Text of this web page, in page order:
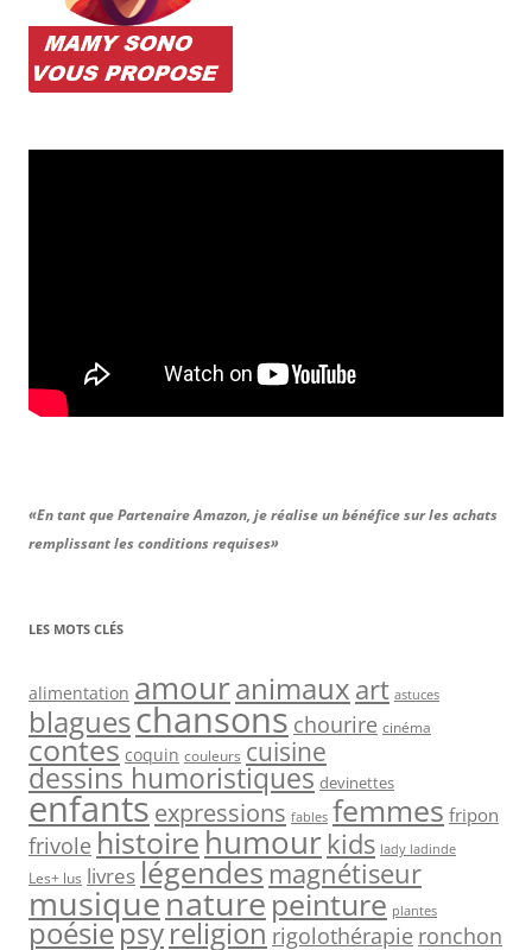
«En tant que Partenaire Amazon, je réalise un bénéfice sur les achats
remplissant les conditions requises»
LES MOTS CLÉS
alimentation amouranimaux art astuces
blagueschansons chourire cinéma
contes coquin couleurs cuisine
dessins humoristiques devinettes
enfantsexpressions fables femmes fripon
frivole histoire humour kids lady ladinde
Les+ lus livreslégendes magnétiseur
musiquenature peinture plantes
poésiepsyreligion rigolothérapie ronchon